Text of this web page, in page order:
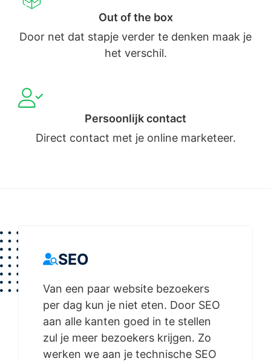
Out of the box
Door net dat stapje verder te denken maak je
het verschil.
Persoonlijk contact
Direct contact met je online marketeer.
SEO
Van een paar website bezoekers
per dag kun je niet eten. Door SEO
aan alle kanten goed in te stellen
zul je meer bezoekers krijgen. Zo
werken we aan je technische SEO